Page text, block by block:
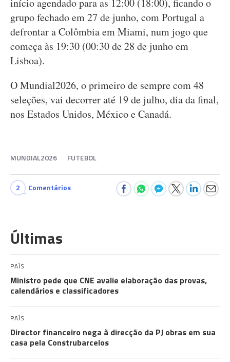
início agendado para as 12:00 (18:00), ficando o
grupo fechado em 27 de junho, com Portugal a
defrontar a Colômbia em Miami, num jogo que
começa às 19:30 (00:30 de 28 de junho em
Lisboa).
O Mundial2026, o primeiro de sempre com 48
seleções, vai decorrer até 19 de julho, dia da final,
nos Estados Unidos, México e Canadá.
MUNDIAL2026 FUTEBOL
2 Comentários
Últimas
PAÍS
Ministro pede que CNE avalie elaboração das provas,
calendários e classificadores
PAÍS
Director financeiro nega à direcção da PJ obras em sua
casa pela Construbarcelos